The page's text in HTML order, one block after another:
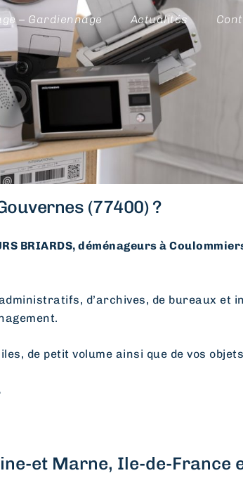
– Gardiennage Actualités
(77400) ?
BRIARDS, déménageurs à
d’archives, de bureaux et
de petit volume ainsi que de vos
et Marne, Ile-de-France